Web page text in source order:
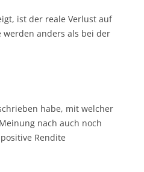
ist der reale Verlust auf
werden anders als bei der
habe, mit welcher
nach auch noch
Rendite